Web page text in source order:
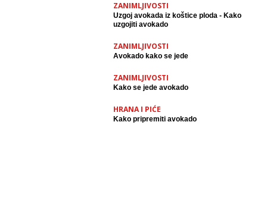
ZANIMLJIVOSTI
Uzgoj avokada iz koštice ploda - Kako
uzgojiti avokado
ZANIMLJIVOSTI
Avokado kako se jede
ZANIMLJIVOSTI
Kako se jede avokado
HRANA I PIĆE
Kako pripremiti avokado